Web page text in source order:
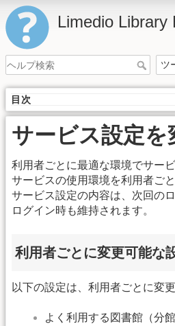
Limedio Library
目次
サービス設定を
利用者ごとに最適な環境でサー
サービスの使用環境を利用者ご
サービス設定の内容は、次回の
ログイン時も維持されます。
利用者ごとに変更可能な
以下の設定は、利用者ごとに変更
よく利用する図書館（分館